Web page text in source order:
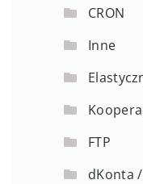
CRON
Inne
FTP
dKonta